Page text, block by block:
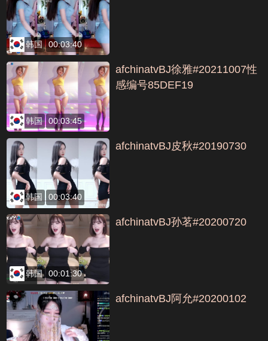
韩国 00:03:40
韩国 00:03:45
afchinatvBJ徐雅#20211007性
感编号85DEF19
韩国 00:03:40
afchinatvBJ皮秋#20190730
韩国 00:01:30
afchinatvBJ孙茗#20200720
afchinatvBJ阿允#20200102